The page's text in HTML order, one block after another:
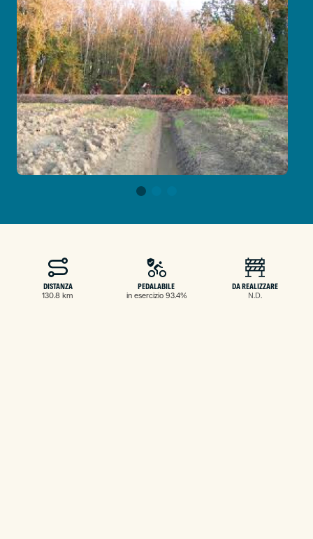
DISTANZA
130.8 km
PEDALABILE
in esercizio 93.4%
DA REALIZZARE
N.D.